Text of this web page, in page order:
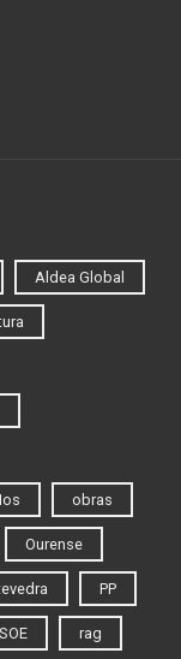
Aldea Global
obras
Ourense
PP
rag